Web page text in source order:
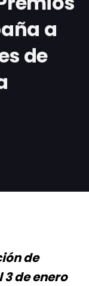
a
de
de
de enero